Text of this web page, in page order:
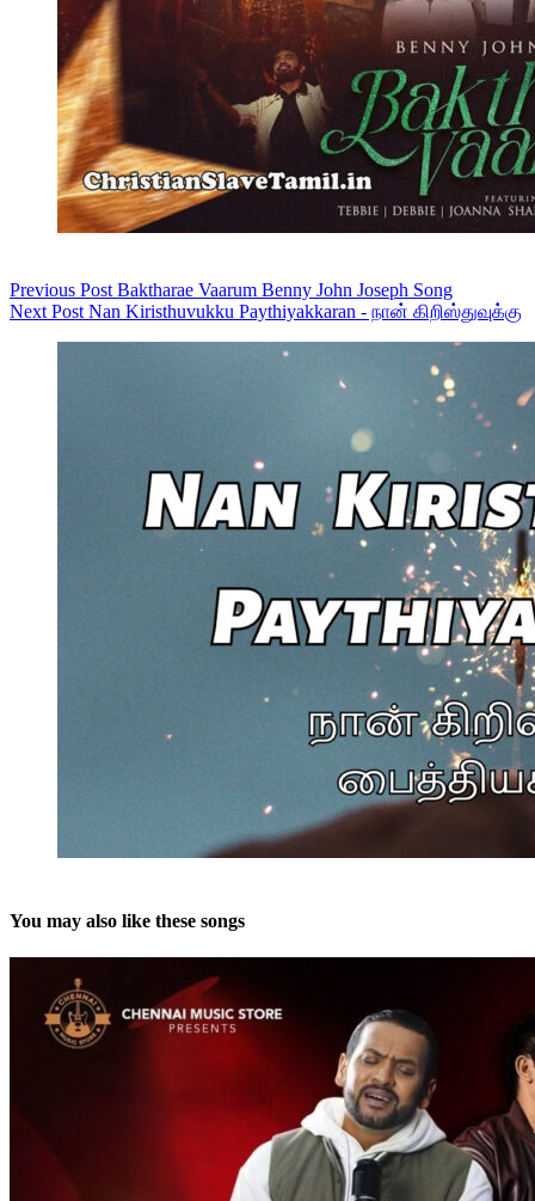
Previous Post Baktharae Vaarum Benny John Joseph Song
Next Post Nan Kiristhuvukku Paythiyakkaran - நான் கிறிஸ்துவுக்கு
You may also like these songs